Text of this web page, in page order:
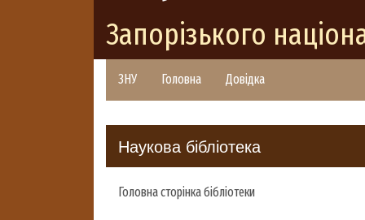
Запорізького
ЗНУ Головна Довідка
Наукова бібліотека
Головна сторінка бібліотеки